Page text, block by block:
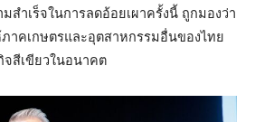
สำเร็จในการลดอ้อยเผาครั้งนี้ ถูกมองว่า
าคเกษตรและอุตสาหกรรมอื่นของไทย
จสีเขียวในอนาคต